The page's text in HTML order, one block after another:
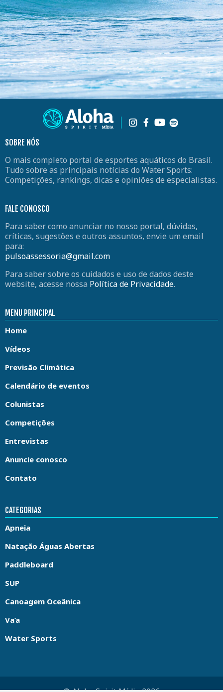
SOBRE NÓS
O mais completo portal de esportes aquáticos do Brasil.
Tudo sobre as principais notícias do Water Sports:
Competições, rankings, dicas e opiniões de especialistas.
FALE CONOSCO
Para saber como anunciar no nosso portal, dúvidas,
críticas, sugestões e outros assuntos, envie um email
para:
pulsoassessoria@gmail.com
Para saber sobre os cuidados e uso de dados deste
website, acesse nossa Política de Privacidade.
MENU PRINCIPAL
Home
Vídeos
Previsão Climática
Calendário de eventos
Colunistas
Competições
Entrevistas
Anuncie conosco
Contato
CATEGORIAS
Apneia
Natação Águas Abertas
Paddleboard
SUP
Canoagem Oceânica
Va’a
Water Sports